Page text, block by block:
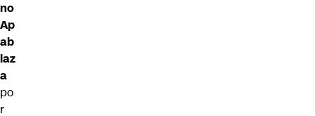
no
Ap
ab
laz
a
po
r